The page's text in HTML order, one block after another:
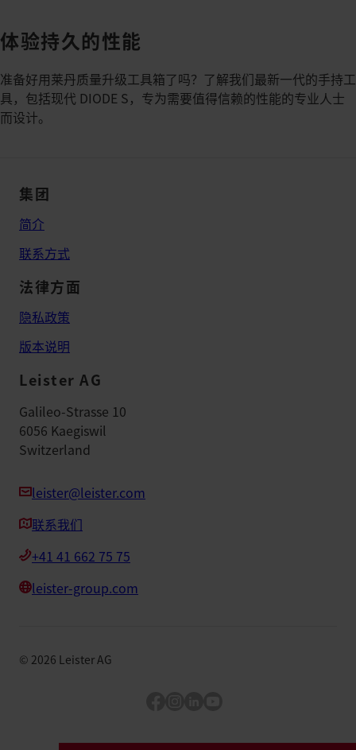
体验持久的性能
准备好用莱丹质量升级工具箱了吗？了解我们最新一代的手持工
具，包括现代 DIODE S，专为需要值得信赖的性能的专业人士
而设计。
集团
简介
联系方式
法律方面
隐私政策
版本说明
Leister AG
Galileo-Strasse 10
6056 Kaegiswil
Switzerland
leister@leister.com
联系我们
+41 41 662 75 75
leister-group.com
© 2026 Leister AG